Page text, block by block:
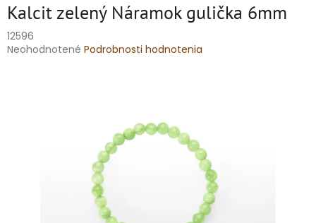
Kalcit zelený Náramok gulička 6mm
12596
Priemerné
Neohodnotené Podrobnosti hodnotenia